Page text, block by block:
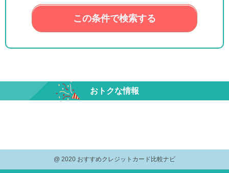
この条件で検索する
おトクな情報
@ 2020 おすすめクレジットカード比較ナビ